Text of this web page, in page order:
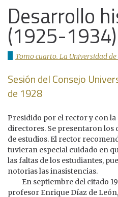
Documentos
Desarrollo
(1925-1934)
Tomo cuarto. La Universidad
Sesión del Consejo
de 1928
Presidido por el rector y con la
directores. Se presentaron los
de estudios. El rector
tuvieran especial cuidado en
las faltas de los estudiantes,
notorias las inasistencias.
En septiembre del citado
profesor Enrique Díaz de